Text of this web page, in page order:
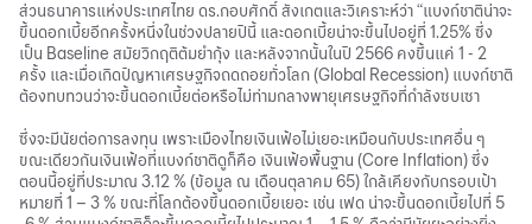
ส่วนธนาคารแห่งประเทศไทย ดร.กอบศักดิ์ สังเกตและวิเคราะห์ว่า “แบงก์ชาติน่าจะ
ขึ้นดอกเบี้ยอีกครั้งหนึ่งในช่วงปลายปีนี้ และดอกเบี้ยน่าจะขึ้นไปอยู่ที่ 1.25% ซึ่ง
เป็น Baseline สมัยวิกฤติต้มยำกุ้ง และหลังจากนั้นในปี 2566 คงขึ้นแค่ 1 - 2
ครั้ง และเมื่อเกิดปัญหาเศรษฐกิจถดถอยทั่วโลก (Global Recession) แบงก์ชาติ
ต้องทบทวนว่าจะขึ้นดอกเบี้ยต่อหรือไม่ท่ามกลางพายุเศรษฐกิจที่กำลังซบเซา
ซึ่งจะมีนัยต่อการลงทุน เพราะเมืองไทยเงินเฟ้อไม่เยอะเหมือนกับประเทศอื่น ๆ
ขณะเดียวกันเงินเฟ้อที่แบงก์ชาติดูก็คือ เงินเฟ้อพื้นฐาน (Core Inflation) ซึ่ง
ตอนนี้อยู่ที่ประมาณ 3.12 % (ข้อมูล ณ เดือนตุลาคม 65) ใกล้เคียงกับกรอบเป้า
หมายที่ 1 – 3 % ขณะที่โลกต้องขึ้นดอกเบี้ยเยอะ เช่น เฟด น่าจะขึ้นดอกเบี้ยไปที่ 5